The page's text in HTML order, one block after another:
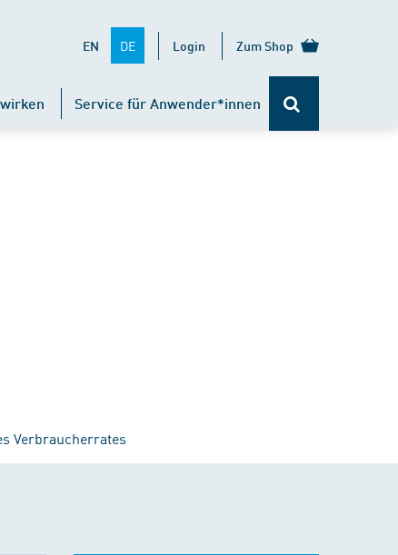
EN DE Login Zum Shop
Service für Anwender*innen
Verbraucherrates